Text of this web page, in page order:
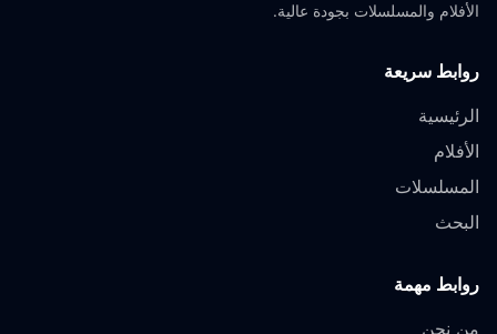
الأفلام والمسلسلات بجودة عالية.
روابط سريعة
الرئيسية
الأفلام
المسلسلات
البحث
روابط مهمة
من نحن